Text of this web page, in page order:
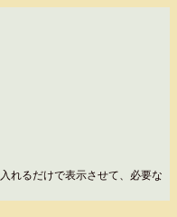
れるだけで表示させて、必要な